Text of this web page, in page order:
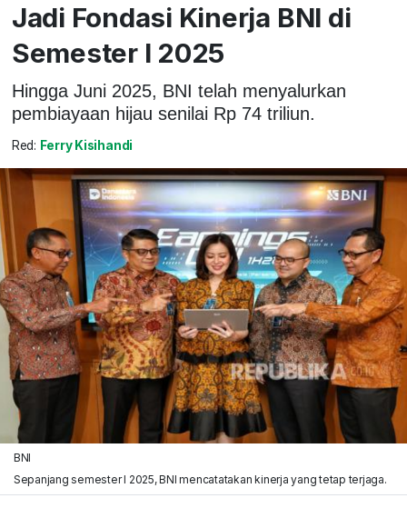
Jadi Fondasi Kinerja BNI di
Semester I 2025
Hingga Juni 2025, BNI telah menyalurkan
pembiayaan hijau senilai Rp 74 triliun.
Red: Ferry Kisihandi
BNI
Sepanjang semester I 2025, BNI mencatatakan kinerja yang tetap terjaga.